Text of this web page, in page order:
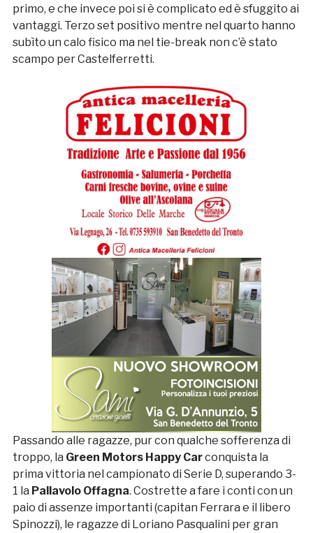
primo, e che invece poi si è complicato ed è sfuggito ai
vantaggi. Terzo set positivo mentre nel quarto hanno
subìto un calo fisico ma nel tie-break non c’è stato
scampo per Castelferretti.
Passando alle ragazze, pur con qualche sofferenza di
troppo, la Green Motors Happy Carconquista la
prima vittoria nel campionato di Serie D, superando 3-
1 la Pallavolo Offagna. Costrette a fare i conti con un
paio di assenze importanti (capitan Ferrara e il libero
Spinozzi), le ragazze di Loriano Pasqualini per gran